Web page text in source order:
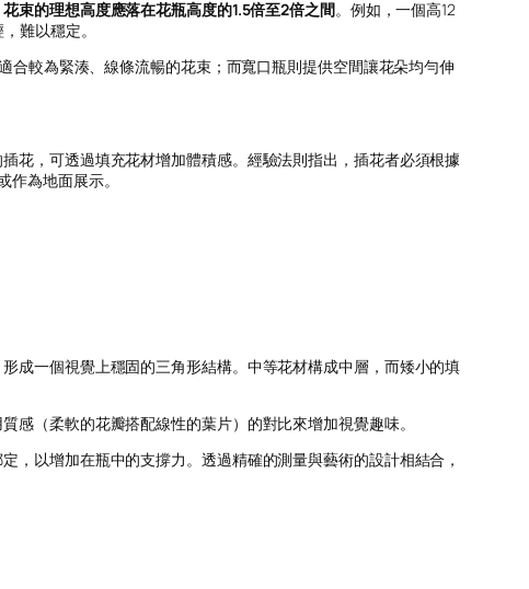
花束的理想高度應落在花瓶高度的1.5倍至2倍之間。例如，一個高12
難以穩定。
合較為緊湊、線條流暢的花束；而寬口瓶則提供空間讓花朵均勻伸
花，可透過填充花材增加體積感。經驗法則指出，插花者必須根據
為地面展示。
成一個視覺上穩固的三角形結構。中等花材構成中層，而矮小的填
（柔軟的花瓣搭配線性的葉片）的對比來增加視覺趣味。
，以增加在瓶中的支撐力。透過精確的測量與藝術的設計相結合，